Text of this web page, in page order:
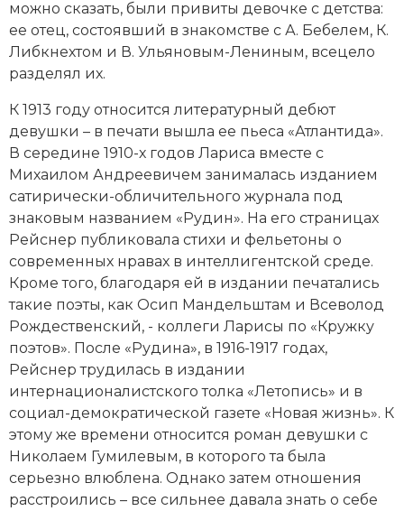
Латинская Америка
Новая история
Нумизматика
Образование
Общественные объединения и организации
Политическая история
Революции и народные движения
Религия и церковь
Россия
Северная Америка
Социально-экономическая история
Специальные исторические дисциплины
можно сказать, были привиты девочке с детства:
ее отец, состоявший в знакомстве с А. Бебелем, К.
Либкнехтом и В. Ульяновым-Лениным, всецело
разделял их.
К 1913 году относится литературный дебют
девушки – в печати вышла ее пьеса «Атлантида».
В середине 1910-х годов Лариса вместе с
Михаилом Андреевичем занималась изданием
сатирически-обличительного журнала под
знаковым названием «Рудин». На его страницах
Рейснер публиковала стихи и фельетоны о
современных нравах в интеллигентской среде.
Кроме того, благодаря ей в издании печатались
такие поэты, как Осип Мандельштам и Всеволод
Рождественский, - коллеги Ларисы по «Кружку
поэтов». После «Рудина», в 1916-1917 годах,
Рейснер трудилась в издании
интернационалистского толка «Летопись» и в
социал-демократической газете «Новая жизнь». К
этому же времени относится роман девушки с
Николаем Гумилевым, в которого та была
серьезно влюблена. Однако затем отношения
расстроились – все сильнее давала знать о себе